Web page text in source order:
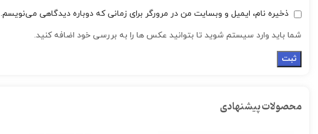
ذخیره نام، ایمیل و وبسایت من در مرورگر برای زمانی که دوباره دیدگاهی می‌نویسم.
شما باید وارد سیستم شوید تا بتوانید عکس ها را به بررسی خود اضافه کنید.
محصولات پیشنهادی